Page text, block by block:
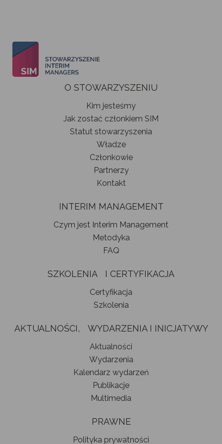
O STOWARZYSZENIU
Kim jesteśmy
Jak zostać członkiem SIM
Statut stowarzyszenia
Władze
Członkowie
Partnerzy
Kontakt
INTERIM MANAGEMENT
Czym jest Interim Management
Metodyka
FAQ
SZKOLENIA I CERTYFIKACJA
Certyfikacja
Szkolenia
AKTUALNOŚCI, WYDARZENIA I INICJATYWY
Aktualności
Wydarzenia
Kalendarz wydarzeń
Publikacje
Multimedia
PRAWNE
Polityka prywatności